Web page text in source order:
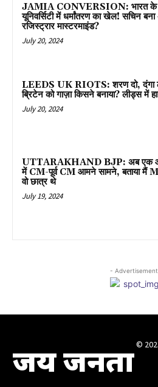
JAMIA CONVERSION: भारत के
यूनिवर्सिटी में धर्मांतरण का खेल! सचिन
रजिस्ट्रार मास्टरमाइंड?
July 20, 2024
LEEDS UK RIOTS: शरण दो, दंगा
ब्रिटेन को गाज़ा किसने बनाया? लीड्स में
July 20, 2024
UTTARAKHAND BJP: अब एक
में CM-पूर्व CM आमने सामने, बताया मैं
वो छात्र थे
July 19, 2024
-
जय जनता ©